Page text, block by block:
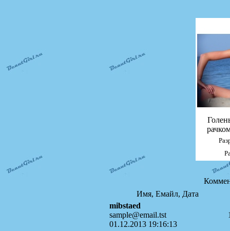
Имя, Емайл, Дата
mibstaed
sample@email.tst
01.12.2013 19:16:13